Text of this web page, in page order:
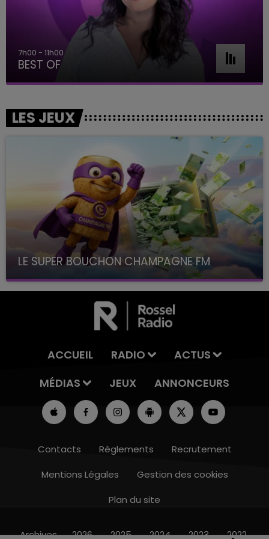
16h00 - 20h00
7h00 - 11h00
BEST OF
LES JEUX
LE SUPER BOUCHON CHAMPAGNE FM
avec La Famille Champagne FM, à 8H10
ACCUEIL RADIO
ACTUS
MÉDIAS
JEUX ANNONCEURS
Contacts Règlements
Recrutement
Mentions Légales
Gestion des cookies
Plan du site
Archives 2026 2025 2024 2023 2022